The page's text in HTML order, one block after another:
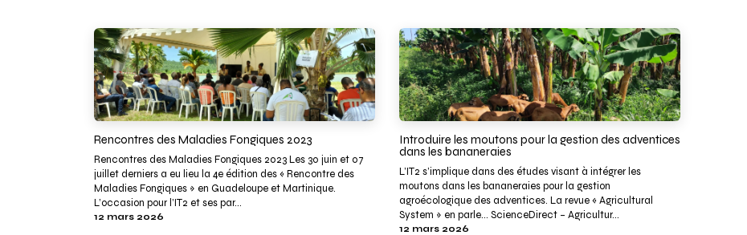
Rencontres des Maladies Fongiques 2023
Rencontres des Maladies Fongiques 2023 Les 30 juin et 07
juillet derniers a eu lieu la 4e édition des « Rencontre des
Maladies Fongiques » en Guadeloupe et Martinique.
L’occasion pour l’IT2 et ses par...
12 mars 2026
Introduire les moutons pour la gestion des adventices
dans les bananeraies
L’IT2 s’implique dans des études visant à intégrer les
moutons dans les bananeraies pour la gestion
agroécologique des adventices. La revue « Agricultural
System » en parle… ScienceDirect – Agricultur...
12 mars 2026